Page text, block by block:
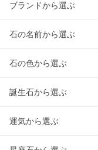
ブランドから選ぶ
石の名前から選ぶ
石の色から選ぶ
誕生石から選ぶ
運気から選ぶ